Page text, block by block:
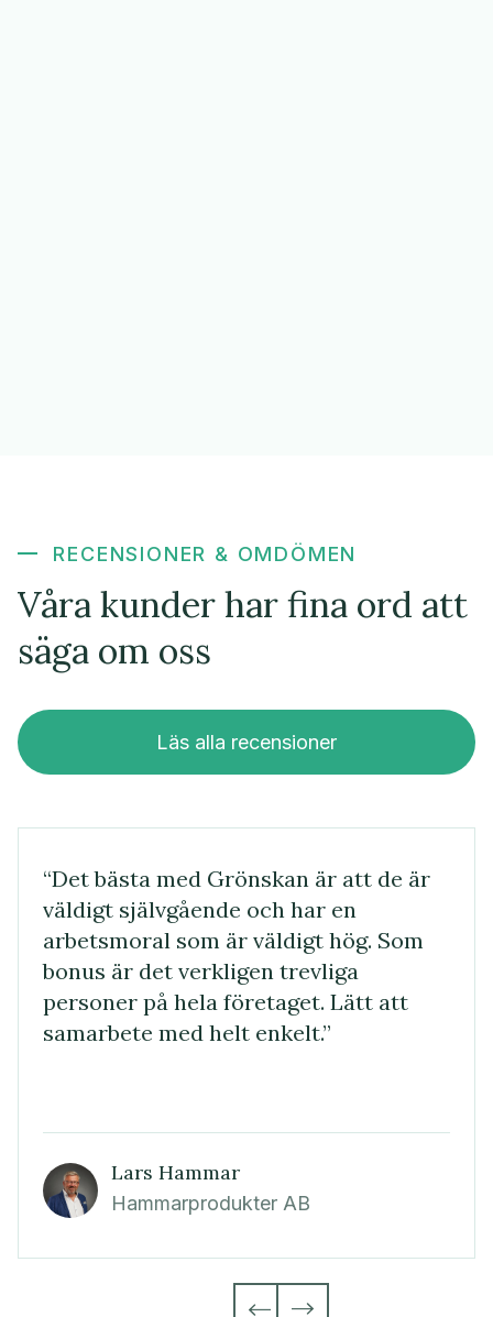
RECENSIONER & OMDÖMEN
Våra kunder har fina ord att
säga om oss
Läs alla recensioner
“Det bästa med Grönskan är att de är
väldigt självgående och har en
arbetsmoral som är väldigt hög. Som
bonus är det verkligen trevliga
personer på hela företaget. Lätt att
samarbete med helt enkelt.”
Lars Hammar
Hammarprodukter AB
 